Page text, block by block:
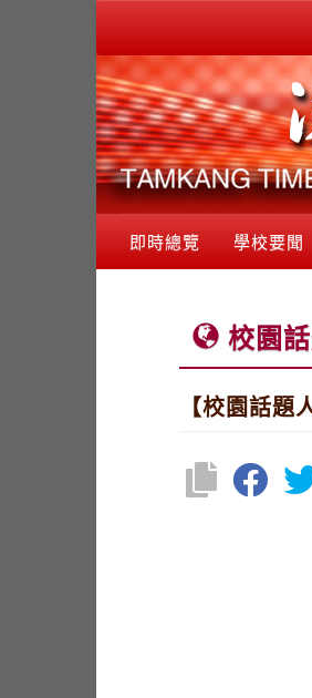
即時總覽 學校要聞
校園
【校園話